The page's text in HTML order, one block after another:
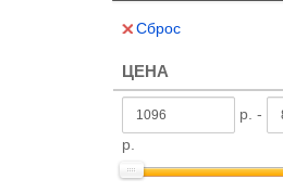
Сброс
ЦЕНА
р. -
р.